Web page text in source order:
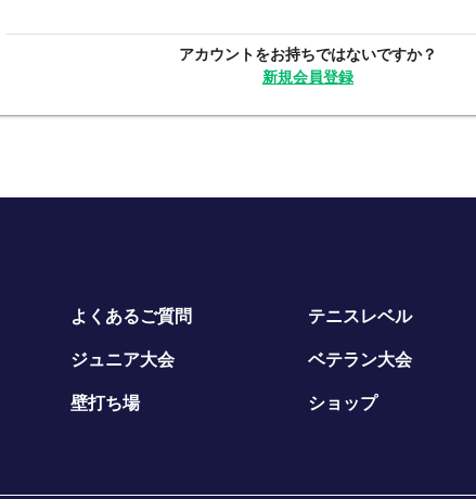
アカウントをお持ちではないですか？
新規会員登録
よくあるご質問 テニスレベル
ジュニア大会 ベテラン大会
壁打ち場 ショップ